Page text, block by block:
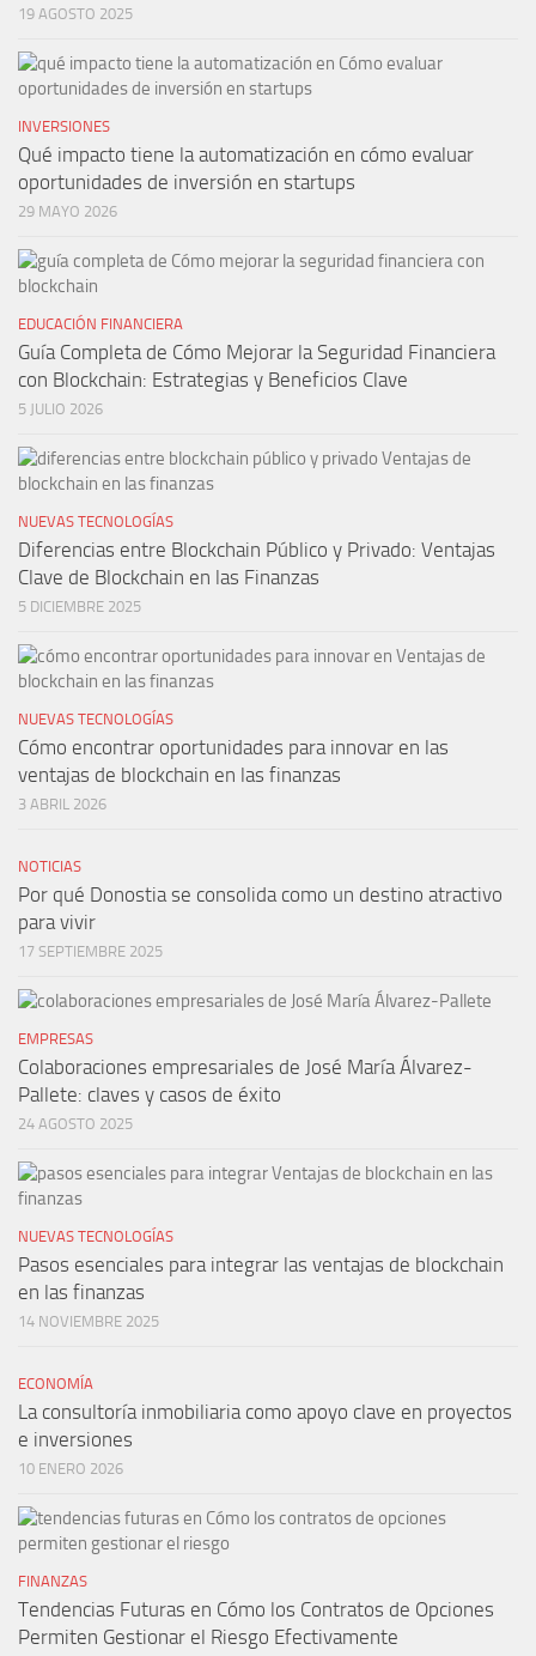
19 AGOSTO 2025
INVERSIONES
Qué impacto tiene la automatización en cómo evaluar
oportunidades de inversión en startups
29 MAYO 2026
EDUCACIÓN FINANCIERA
Guía Completa de Cómo Mejorar la Seguridad Financiera
con Blockchain: Estrategias y Beneficios Clave
5 JULIO 2026
NUEVAS TECNOLOGÍAS
Diferencias entre Blockchain Público y Privado: Ventajas
Clave de Blockchain en las Finanzas
5 DICIEMBRE 2025
NUEVAS TECNOLOGÍAS
Cómo encontrar oportunidades para innovar en las
ventajas de blockchain en las finanzas
3 ABRIL 2026
NOTICIAS
Por qué Donostia se consolida como un destino atractivo
para vivir
17 SEPTIEMBRE 2025
EMPRESAS
Colaboraciones empresariales de José María Álvarez-
Pallete: claves y casos de éxito
24 AGOSTO 2025
NUEVAS TECNOLOGÍAS
Pasos esenciales para integrar las ventajas de blockchain
en las finanzas
14 NOVIEMBRE 2025
ECONOMÍA
La consultoría inmobiliaria como apoyo clave en proyectos
e inversiones
10 ENERO 2026
FINANZAS
Tendencias Futuras en Cómo los Contratos de Opciones
Permiten Gestionar el Riesgo Efectivamente